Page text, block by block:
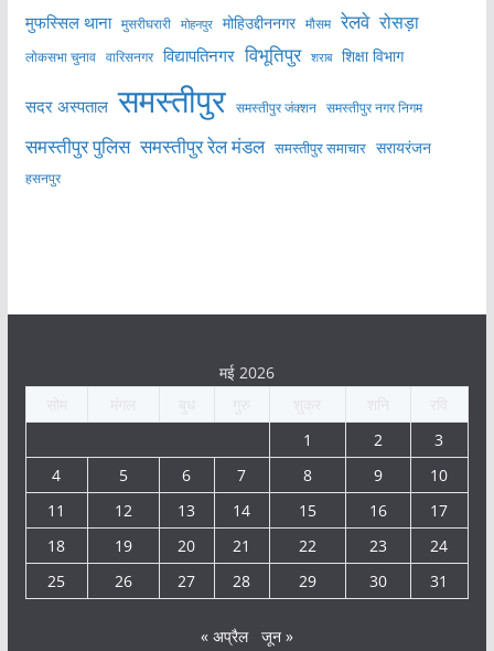
मुफस्सिल थाना मुसरीघरारी मोहनपुर मोहिउद्दीननगर मौसम रेलवे रोसड़ा
लोकसभा चुनाव वारिसनगर विद्यापतिनगर विभूतिपुर शराब शिक्षा विभाग
सदर अस्पताल समस्तीपुर समस्तीपुर जंक्शन समस्तीपुर नगर निगम
समस्तीपुर पुलिस समस्तीपुर रेल मंडल समस्तीपुर समाचार सरायरंजन
हसनपुर
मई 2026
1
2
3
4
5 6 7 8 9
10
11
12 13 14 15 16
17
18
19 20 21 22 23
24
25
26 27 28 29 30 31
« अप्रैल जून »